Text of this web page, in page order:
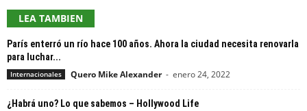
LEA TAMBIEN
París enterró un río hace 100 años. Ahora la ciudad necesita renovarla
para luchar...
Internacionales Quero Mike Alexander - enero 24, 2022
¿Habrá uno? Lo que sabemos – Hollywood Life